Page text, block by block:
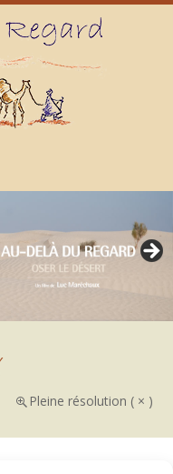
Pleine résolution ( × )